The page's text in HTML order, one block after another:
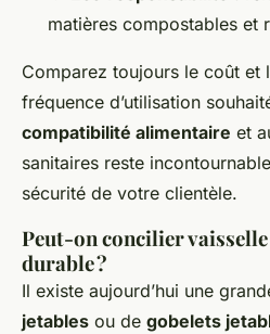
matières compostables et
Comparez toujours le coût et
fréquence d’utilisation
compatibilité alimentaire et
sanitaires reste
sécurité de votre clientèle.
Peut-on concilier
durable ?
Il existe aujourd’hui une
jetables ou de gobelets